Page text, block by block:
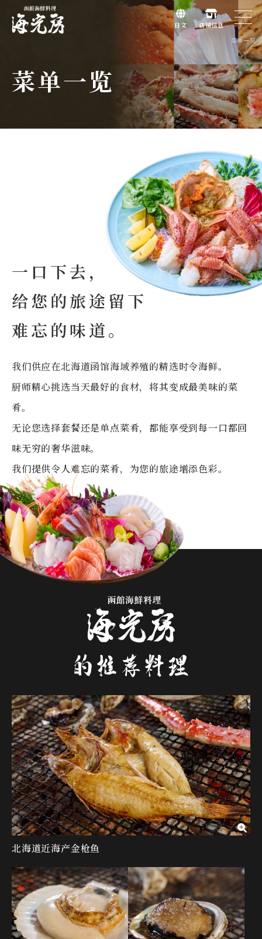
日文
店铺信息
菜单一览
菜单一览
一口下去，
给您的旅途留下
难忘的味道。
我们供应在北海道函馆海域养殖的精选时令海鲜。
厨师精心挑选当天最好的食材，将其变成最美味的菜
肴。
无论您选择套餐还是单点菜肴，都能享受到每一口都回
味无穷的奢华滋味。
我们提供令人难忘的菜肴，为您的旅途增添色彩。
的推荐料理
北海道近海产金枪鱼